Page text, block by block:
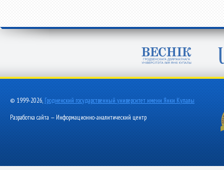
© 1999-2026, Гродненский государственный университет имени Янки Купалы
Разработка сайта — Информационно-аналитический центр